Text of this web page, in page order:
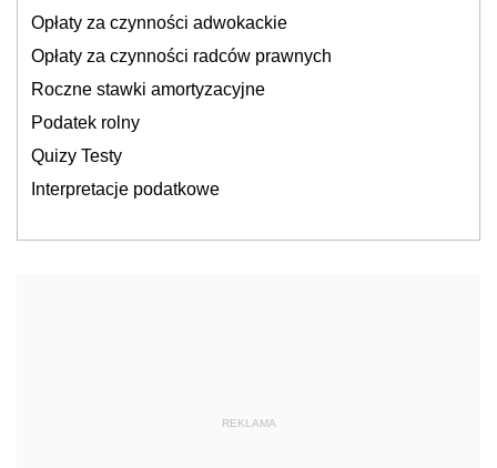
Opłaty za czynności adwokackie
Opłaty za czynności radców prawnych
Roczne stawki amortyzacyjne
Podatek rolny
Quizy Testy
Interpretacje podatkowe
REKLAMA